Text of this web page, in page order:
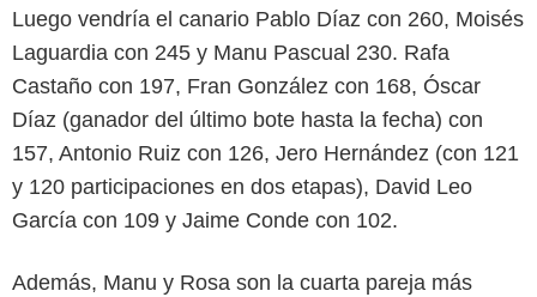
Luego vendría el canario Pablo Díaz con 260, Moisés
Laguardia con 245 y Manu Pascual 230. Rafa
Castaño con 197, Fran González con 168, Óscar
Díaz (ganador del último bote hasta la fecha) con
157, Antonio Ruiz con 126, Jero Hernández (con 121
y 120 participaciones en dos etapas), David Leo
García con 109 y Jaime Conde con 102.
Además, Manu y Rosa son la cuarta pareja más